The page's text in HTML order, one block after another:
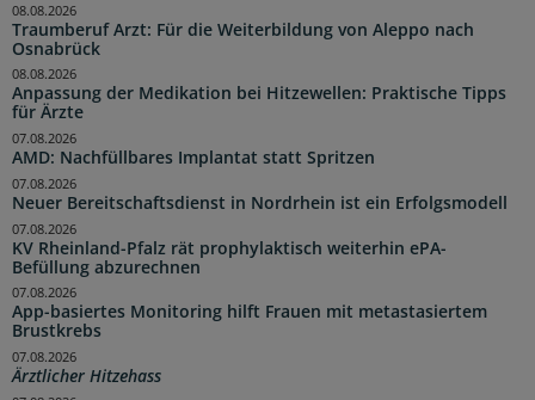
Traumberuf Arzt: Für die Weiterbildung von Aleppo nach
Osnabrück
08.08.2026
Anpassung der Medikation bei Hitzewellen: Praktische Tipps
für Ärzte
08.08.2026
AMD: Nachfüllbares Implantat statt Spritzen
07.08.2026
Neuer Bereitschaftsdienst in Nordrhein ist ein Erfolgsmodell
07.08.2026
KV Rheinland-Pfalz rät prophylaktisch weiterhin ePA-
Befüllung abzurechnen
07.08.2026
App-basiertes Monitoring hilft Frauen mit metastasiertem
Brustkrebs
07.08.2026
Ärztlicher Hitzehass
07.08.2026